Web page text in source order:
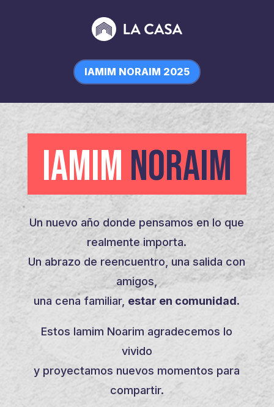
IAMIM NORAIM 2025
IAMIM NORAIM
Un nuevo año donde pensamos en lo que
realmente importa.
Un abrazo de reencuentro, una salida con
amigos,
una cena familiar, estar en comunidad.
Estos Iamim Noarim agradecemos lo
vivido
y proyectamos nuevos momentos para
compartir.